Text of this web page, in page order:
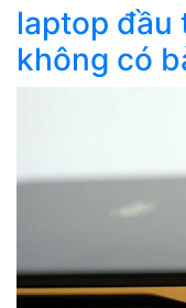
laptop đầu
không có